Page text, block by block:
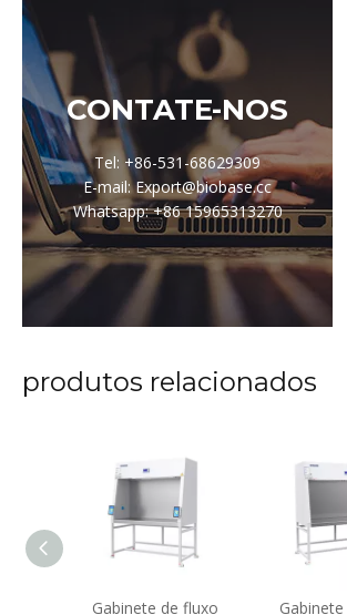
CONTATE-NOS
Tel: +86-531-68629309
E-mail: Export@biobase.cc
Whatsapp: +86 15965313270
produtos relacionados
Gabinete de fluxo